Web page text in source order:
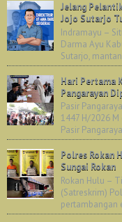
Jelang
Jojo Sutarjo
Indramayu –
Darma Ayu
Sutarjo,
Hari Pertama
Pangarayan
Pasir
1447 H/2026
Pasir
Polres Rokan
Sungai Rokan
Rokan Hulu –
(Satreskrim)
pertambangan